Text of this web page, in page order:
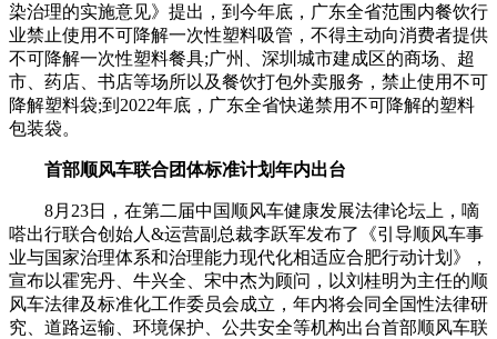
染治理的实施意见》提出，到今年底，广东全省范围内餐饮行
业禁止使用不可降解一次性塑料吸管，不得主动向消费者提供
不可降解一次性塑料餐具;广州、深圳城市建成区的商场、超
市、药店、书店等场所以及餐饮打包外卖服务，禁止使用不可
降解塑料袋;到2022年底，广东全省快递禁用不可降解的塑料
包装袋。
首部顺风车联合团体标准计划年内出台
8月23日，在第二届中国顺风车健康发展法律论坛上，嘀
嗒出行联合创始人&运营副总裁李跃军发布了《引导顺风车事
业与国家治理体系和治理能力现代化相适应合肥行动计划》，
宣布以霍宪丹、牛兴全、宋中杰为顾问，以刘桂明为主任的顺
风车法律及标准化工作委员会成立，年内将会同全国性法律研
究、道路运输、环境保护、公共安全等机构出台首部顺风车联